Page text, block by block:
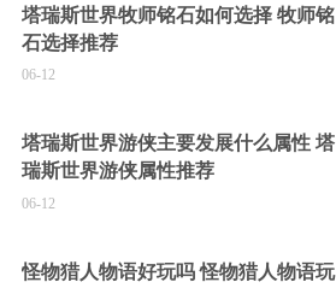
塔瑞斯世界牧师铭石如何选择 牧师铭
石选择推荐
06-12
塔瑞斯世界游侠主要发展什么属性 塔
瑞斯世界游侠属性推荐
06-12
怪物猎人物语好玩吗 怪物猎人物语玩